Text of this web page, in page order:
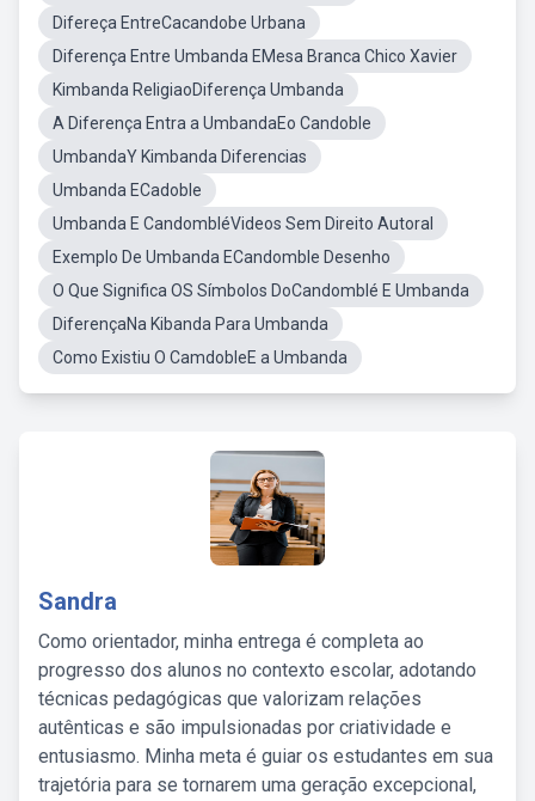
Difereça EntreCacandobe Urbana
Diferença Entre Umbanda EMesa Branca Chico Xavier
Kimbanda ReligiaoDiferença Umbanda
A Diferença Entra a UmbandaEo Candoble
UmbandaY Kimbanda Diferencias
Umbanda ECadoble
Umbanda E CandombléVideos Sem Direito Autoral
Exemplo De Umbanda ECandomble Desenho
O Que Significa OS Símbolos DoCandomblé E Umbanda
DiferençaNa Kibanda Para Umbanda
Como Existiu O CamdobleE a Umbanda
Sandra
Como orientador, minha entrega é completa ao
progresso dos alunos no contexto escolar, adotando
técnicas pedagógicas que valorizam relações
autênticas e são impulsionadas por criatividade e
entusiasmo. Minha meta é guiar os estudantes em sua
trajetória para se tornarem uma geração excepcional,